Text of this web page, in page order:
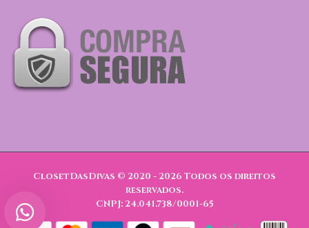
ClosetDasDivas © 2020 - 2026 Todos os direitos
reservados.
CNPJ: 24.041.738/0001-65